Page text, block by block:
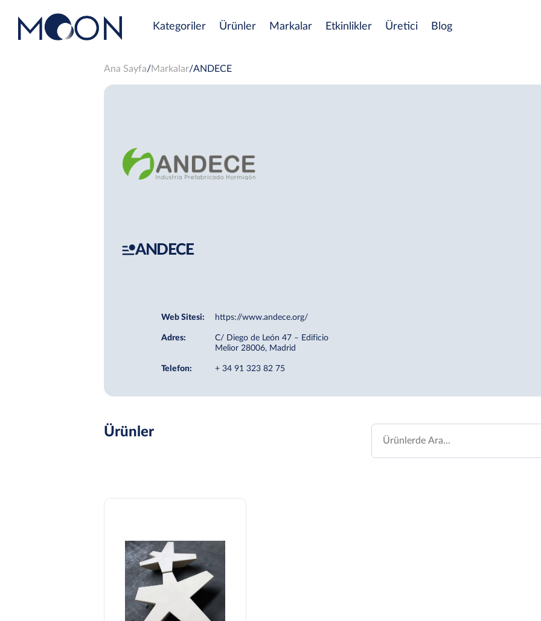
Kategoriler Ürünler Markalar Etkinlikler Üretici Blog
Ana Sayfa Markalar ANDECE
ANDECE
Web Sitesi: https://www.andece.org/
Adres:
C/ Diego de León 47 – Edificio
Melior 28006, Madrid
Telefon: + 34 91 323 82 75
Ürünler